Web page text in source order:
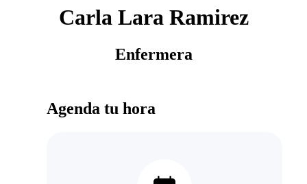
Carla Lara Ramirez
Enfermera
Agenda tu hora